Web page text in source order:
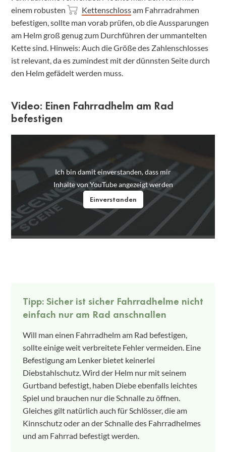
einem robusten
Kettenschlossam Fahrradrahmen
befestigen, sollte man vorab prüfen, ob die Aussparungen
am Helm groß genug zum Durchführen der ummantelten
Kette sind. Hinweis: Auch die Größe des Zahlenschlosses
ist relevant, da es zumindest mit der dünnsten Seite durch
den Helm gefädelt werden muss.
Video: Einen Fahrradhelm am Rad
befestigen
Ich bin damit einverstanden, dass mir
Inhalte von YouTube angezeigt werden
Einverstanden
Tipp: Sicher ist sicher Fahrradhelme nicht
einfach nur am Rad anschnallen
Will man einen Fahrradhelm am Rad befestigen,
sollte einige weit verbreitete Fehler vermeiden. Eine
Befestigung am Lenker bietet keinerlei
Diebstahlschutz. Wird der Helm nur mit seinem
Gurtband befestigt, haben Diebe ebenfalls leichtes
Spiel und brauchen nur die Schnalle zu öffnen.
Gleiches gilt natürlich auch für Schlösser, die am
Kinnschutz oder an der Schnalle des Fahrradhelmes
und am Fahrrad befestigt werden.